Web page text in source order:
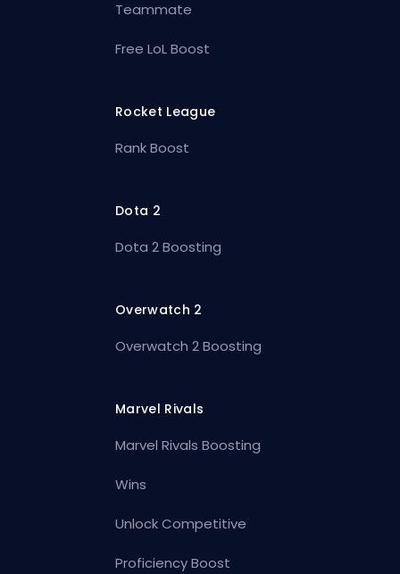
Teammate
Free LoL Boost
Rocket League
Rank Boost
Dota 2
Dota 2 Boosting
Overwatch 2
Overwatch 2 Boosting
Marvel Rivals
Marvel Rivals Boosting
Wins
Unlock Competitive
Proficiency Boost